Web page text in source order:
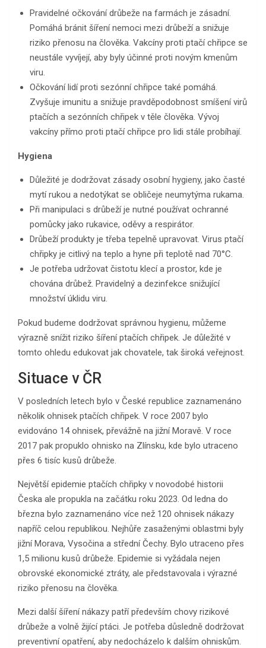
Pravidelné očkování drůbeže na farmách je zásadní.
Pomáhá bránit šíření nemoci mezi drůbeží a snižuje
riziko přenosu na člověka. Vakcíny proti ptačí chřipce se
neustále vyvíjejí, aby byly účinné proti novým kmenům
viru.
Očkování lidí proti sezónní chřipce také pomáhá.
Zvyšuje imunitu a snižuje pravděpodobnost smíšení virů
ptačích a sezónních chřipek v těle člověka. Vývoj
vakcíny přímo proti ptačí chřipce pro lidi stále probíhají.
Hygiena
Důležité je dodržovat zásady osobní hygieny, jako časté
mytí rukou a nedotýkat se obličeje neumytýma rukama.
Při manipulaci s drůbeží je nutné používat ochranné
pomůcky jako rukavice, oděvy a respirátor.
Drůbeží produkty je třeba tepelně upravovat. Virus ptačí
chřipky je citlivý na teplo a hyne při teplotě nad 70°C.
Je potřeba udržovat čistotu klecí a prostor, kde je
chována drůbež. Pravidelný a dezinfekce snižující
množství úklidu viru.
Pokud budeme dodržovat správnou hygienu, můžeme
výrazně snížit riziko šíření ptačích chřipek. Je důležité v
tomto ohledu edukovat jak chovatele, tak široká veřejnost.
Situace v ČR
V posledních letech bylo v České republice zaznamenáno
několik ohnisek ptačích chřipek. V roce 2007 bylo
evidováno 14 ohnisek, převážně na jižní Moravě. V roce
2017 pak propuklo ohnisko na Zlínsku, kde bylo utraceno
přes 6 tisíc kusů drůbeže.
Největší epidemie ptačích chřipky v novodobé historii
Česka ale propukla na začátku roku 2023. Od ledna do
března bylo zaznamenáno více než 120 ohnisek nákazy
napříč celou republikou. Nejhůře zasaženými oblastmi byly
jižní Morava, Vysočina a střední Čechy. Bylo utraceno přes
1,5 milionu kusů drůbeže. Epidemie si vyžádala nejen
obrovské ekonomické ztráty, ale představovala i výrazné
riziko přenosu na člověka.
Mezi další šíření nákazy patří především chovy rizikové
drůbeže a volně žijící ptáci. Je potřeba důsledně dodržovat
preventivní opatření, aby nedocházelo k dalším ohniskům.